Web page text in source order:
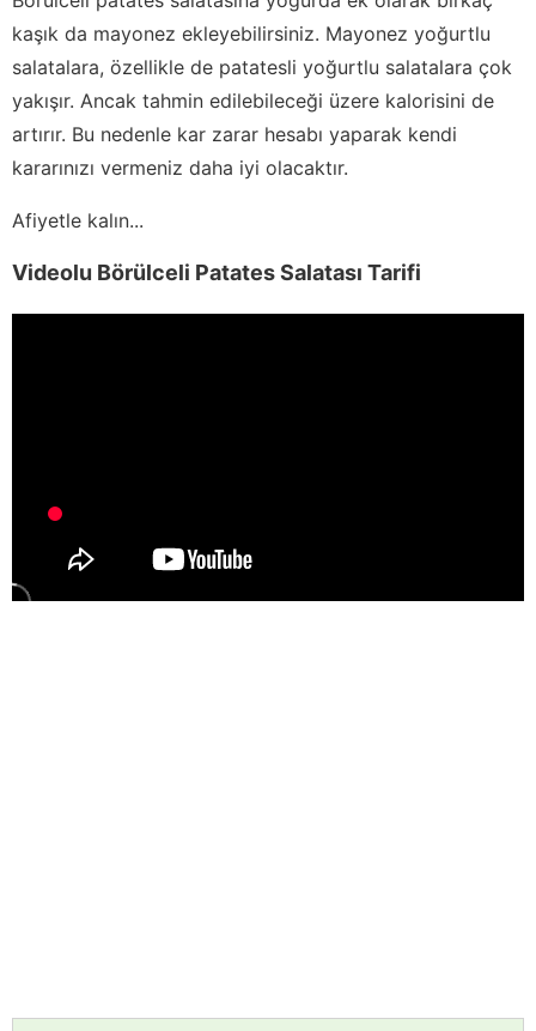
kaşık da mayonez ekleyebilirsiniz. Mayonez yoğurtlu
salatalara, özellikle de patatesli yoğurtlu salatalara çok
yakışır. Ancak tahmin edilebileceği üzere kalorisini de
artırır. Bu nedenle kar zarar hesabı yaparak kendi
kararınızı vermeniz daha iyi olacaktır.
Afiyetle kalın...
Videolu Börülceli Patates Salatası Tarifi